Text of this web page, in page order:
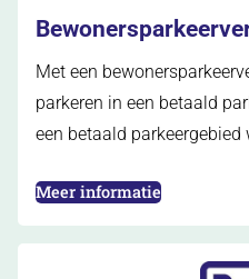
Met een
parkeren in een betaald
een betaald parkeergebied
Meer informatie
(opent in nieuw tabblad)